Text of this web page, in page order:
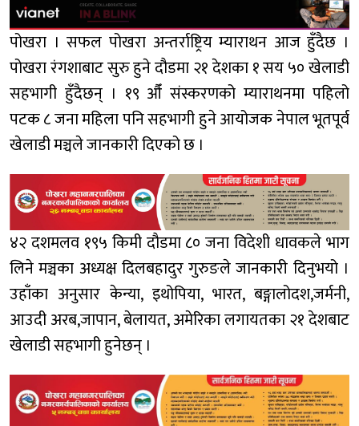
पोखरा । सफल पोखरा अन्तर्राष्ट्रिय म्याराथन आज हुँदैछ ।
पोखरा रंगशाबाट सुरु हुने दौडमा २१ देशका १ सय ५० खेलाडी
सहभागी हुँदैछन् । १९ औँ संस्करणको म्याराथनमा पहिलो
पटक ८ जना महिला पनि सहभागी हुने आयोजक नेपाल भूतपूर्व
खेलाडी मञ्चले जानकारी दिएको छ ।
४२ दशमलव १९५ किमी दौडमा ८० जना विदेशी धावकले भाग
लिने मञ्चका अध्यक्ष दिलबहादुर गुरुङले जानकारी दिनुभयो ।
उहाँका अनुसार केन्या, इथोपिया, भारत, बङ्गालोदश,जर्मनी,
आउदी अरब,जापान, बेलायत, अमेरिका लगायतका २१ देशबाट
खेलाडी सहभागी हुनेछन् ।